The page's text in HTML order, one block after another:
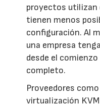
proyectos utilizan
tienen menos
configuración. Al
una empresa
desde el
completo.
Proveedores como
virtualización